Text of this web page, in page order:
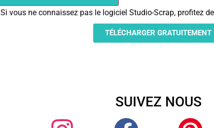
Si vous ne connaissez pas le logiciel Studio-Scrap, profitez
TÉLÉCHARGER GRATUITEMENT
SUIVEZ NOUS